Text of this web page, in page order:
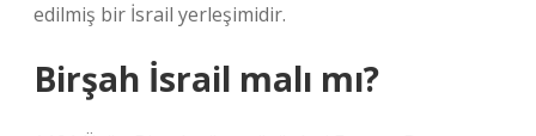
edilmiş bir İsrail yerleşimidir.
Birşah İsrail malı mı?